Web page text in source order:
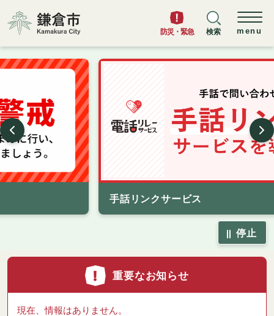
鎌倉市
防災・緊急 検索 menu
前のスライドを表示
停止
手話リンクサービス
重要なお知らせ
現在、情報はありません。